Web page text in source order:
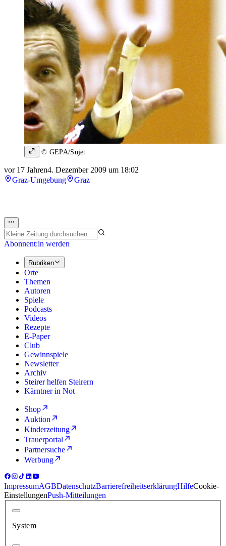
© GEPA/Sujet
vor 17 Jahren4. Dezember 2009 um 18:02
Graz-Umgebung
Graz
Abonnent:in werden
Rubriken
Orte
Themen
Autoren
Spiele
Podcasts
Videos
Rezepte
E-Paper
Club
Gewinnspiele
Newsletter
Archiv
Steirer helfen Steirern
Kärntner in Not
Shop
Auktion
Kinderzeitung
Trauerportal
Partnersuche
Werbung
ImpressumAGBDatenschutzBarrierefreiheitserklärungHilfeCookie-
EinstellungenPush-Mitteilungen
System